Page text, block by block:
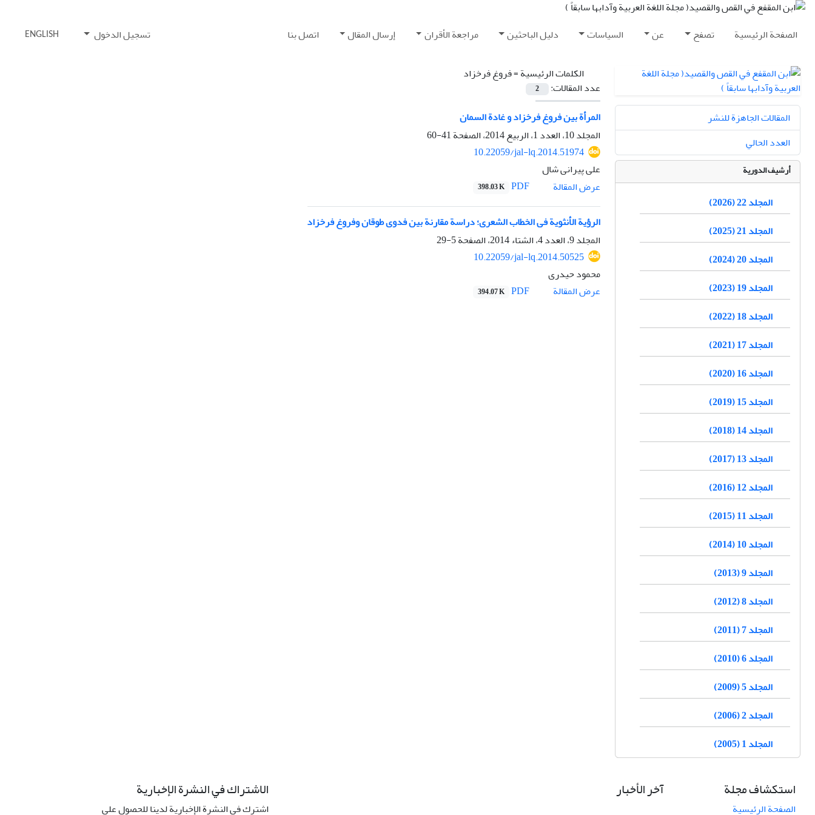
الصفحة الرئيسية تصفح عن السياسات دليل الباحثين مراجعة الأقران إرسال المقال اتصل بنا تسجيل الدخول ENGLISH
الكلمات الرئيسية =فروغ فرخزاد
عدد المقالات:
2
المرأة بین فروغ فرخزاد و غادة السمان
المجلد 10، العدد 1، الربيع 2014، الصفحة
41-60
10.22059/jal-lq.2014.51974
علی پیرانی شال
عرض المقالة
398.03 K
الرؤیة الأنثویة فی الخطاب الشعری؛ دراسة مقارنة بین فدوى طوقان وفروغ فرخزاد
المجلد 9، العدد 4، الشتاء 2014، الصفحة
5-29
10.22059/jal-lq.2014.50525
محمود حیدری
عرض المقالة
394.07 K
المقالات الجاهزة للنشر
العدد الحالي
أرشيف الدورية
المجلد 22 (2026)
المجلد 21 (2025)
المجلد 20 (2024)
المجلد 19 (2023)
المجلد 18 (2022)
المجلد 17 (2021)
المجلد 16 (2020)
المجلد 15 (2019)
المجلد 14 (2018)
المجلد 13 (2017)
المجلد 12 (2016)
المجلد 11 (2015)
المجلد 10 (2014)
المجلد 9 (2013)
المجلد 8 (2012)
المجلد 7 (2011)
المجلد 6 (2010)
المجلد 5 (2009)
المجلد 2 (2006)
المجلد 1 (2005)
استكشاف مجلة
الصفحة الرئيسية
آخر الأخبار الاشتراك في النشرة الإخبارية
اشترك في النشرة الإخبارية لدينا للحصول على